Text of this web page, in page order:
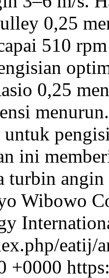
0,25
510
0,25
ini
turbin
Wibowo
eatij/
+0000